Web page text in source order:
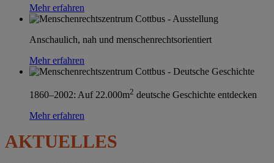
Mehr erfahren
Anschaulich, nah und menschenrechtsorientiert
Mehr erfahren
1860–2002: Auf 22.000m2 deutsche Geschichte entdecken
Mehr erfahren
AKTUELLES